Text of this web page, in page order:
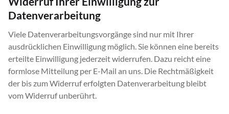
Datenverarbeitung
Viele Datenverarbeitungsvorgänge sind nur mit Ihrer
ausdrücklichen Einwilligung möglich. Sie können eine bereits
erteilte Einwilligung jederzeit widerrufen. Dazu reicht eine
formlose Mitteilung per E-Mail an uns. Die Rechtmäßigkeit
der bis zum Widerruf erfolgten Datenverarbeitung bleibt
vom Widerruf unberührt.